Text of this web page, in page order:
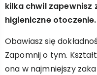
kilka chwil zapewnisz
higieniczne otoczenie.
Obawiasz się
Zapomnij o tym.
ona w najmniejszy